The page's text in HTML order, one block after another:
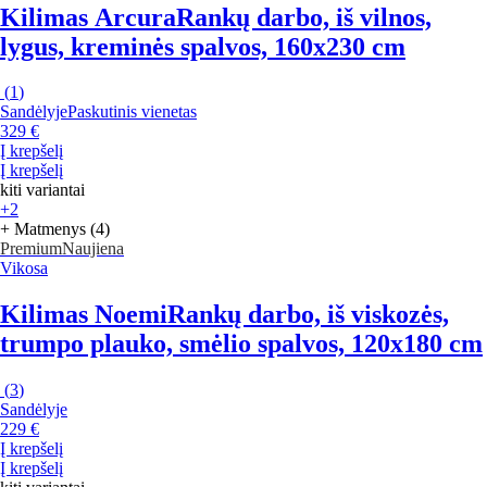
Kilimas ArcuraRankų darbo, iš vilnos,
lygus, kreminės spalvos, 160x230 cm
(1)
SandėlyjePaskutinis vienetas
329 €
Į krepšelį
Į krepšelį
kiti variantai
+2
+ Matmenys (4)
PremiumNaujiena
Vikosa
Kilimas NoemiRankų darbo, iš viskozės,
trumpo plauko, smėlio spalvos, 120x180 cm
(3)
Sandėlyje
229 €
Į krepšelį
Į krepšelį